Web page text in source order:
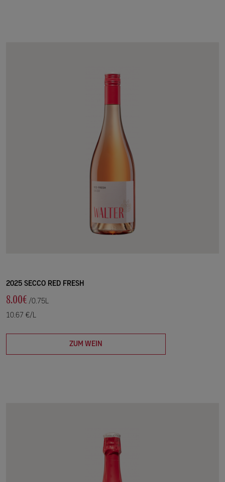
2025 SECCO RED FRESH
8.00€ /0.75L
10.67 €/L
ZUM WEIN